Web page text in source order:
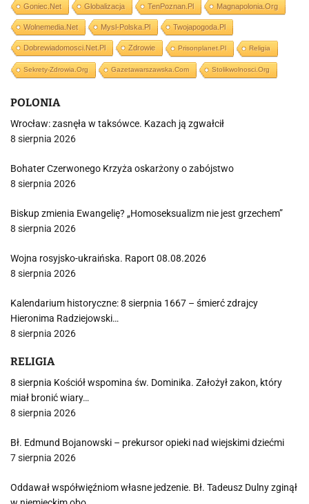
Goniec.net Globalizacja TenPoznan.pl Magnapolonia.org
Wolnemedia.net Mysl-Polska.pl Twojapogoda.pl
Dobrewiadomosci.net.pl Zdrowie Prisonplanet.pl Religia
Sekrety-Zdrowia.org Gazetawarszawska.com Stolikwolnosci.org
POLONIA
Wrocław: zasnęła w taksówce. Kazach ją zgwałcił
8 sierpnia 2026
Bohater Czerwonego Krzyża oskarżony o zabójstwo
8 sierpnia 2026
Biskup zmienia Ewangelię? „Homoseksualizm nie jest grzechem”
8 sierpnia 2026
Wojna rosyjsko-ukraińska. Raport 08.08.2026
8 sierpnia 2026
Kalendarium historyczne: 8 sierpnia 1667 – śmierć zdrajcy
Hieronima Radziejowski…
8 sierpnia 2026
RELIGIA
8 sierpnia Kościół wspomina św. Dominika. Założył zakon, który
miał bronić wiary…
8 sierpnia 2026
Bł. Edmund Bojanowski – prekursor opieki nad wiejskimi dziećmi
7 sierpnia 2026
Oddawał współwięźniom własne jedzenie. Bł. Tadeusz Dulny zginął